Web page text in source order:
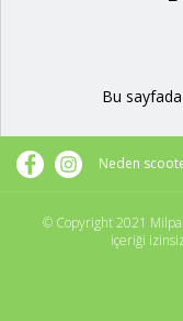
Bu
Neden
© Copyright 2021 Milpa
içeriği